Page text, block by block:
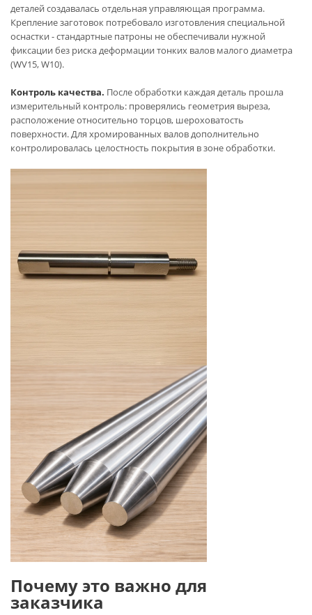
деталей создавалась отдельная управляющая программа.
Крепление заготовок потребовало изготовления специальной
оснастки - стандартные патроны не обеспечивали нужной
фиксации без риска деформации тонких валов малого диаметра
(WV15, W10).
Контроль качества. После обработки каждая деталь прошла
измерительный контроль: проверялись геометрия выреза,
расположение относительно торцов, шероховатость
поверхности. Для хромированных валов дополнительно
контролировалась целостность покрытия в зоне обработки.
Почему это важно для
заказчика